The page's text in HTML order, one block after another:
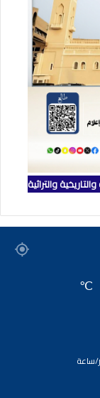
والتراثية
℃